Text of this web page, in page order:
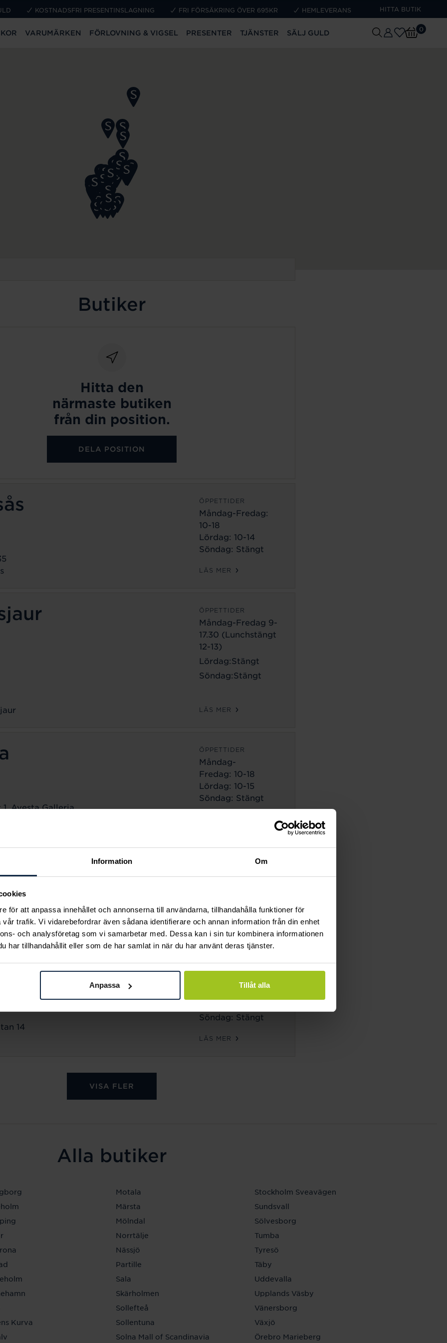
Information Om
för att anpassa innehållet och annonserna till användarna, tillhandahålla funktioner för
trafik. Vi vidarebefordrar även sådana identifierare och annan information från din enhet
och analysföretag som vi samarbetar med. Dessa kan i sin tur kombinera informationen
har tillhandahållit eller som de har samlat in när du har använt deras tjänster.
Anpassa Tillåt alla
KOSTNADSFRI PRESENTINSLAGNING FRI FÖRSÄKRING ÖVER 695KR HEMLEVERANS HITTA BUTIK
VARUMÄRKEN FÖRLOVNING & VIGSEL PRESENTER TJÄNSTER SÄLJ GULD 0
Butiker
Hitta den
närmaste butiken
från din position.
DELA POSITION
ÖPPETTIDER
Måndag-Fredag:
10-18
Lördag: 10-14
Söndag: Stängt
LÄS MER
ÖPPETTIDER
Måndag-Fredag 9-
17.30 (Lunchstängt
12-13)
Lördag:Stängt
Söndag:Stängt
LÄS MER
Avesta Galleria
ÖPPETTIDER
Måndag-
Fredag: 10-18
Lördag: 10-15
Söndag: Stängt
Söndag: Stängt
14
Söndag: Stängt
LÄS MER
VISA FLER
Alla butiker
Kurva
Motala
Märsta
Mölndal
Norrtälje
Nässjö
Partille
Sala
Skärholmen
Sollefteå
Sollentuna
Solna Mall of Scandinavia
Stockholm Sveavägen
Sundsvall
Sölvesborg
Tumba
Tyresö
Täby
Uddevalla
Upplands Väsby
Vänersborg
Växjö
Örebro Marieberg